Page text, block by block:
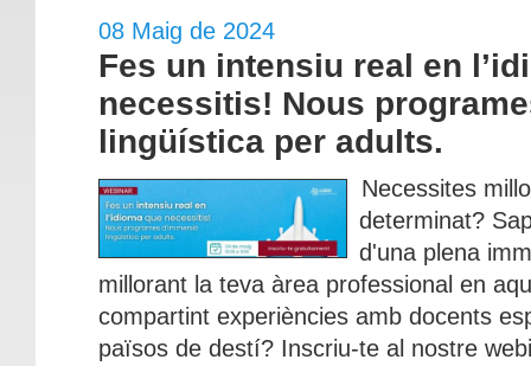
08 Maig de 2024
Fes un intensiu real en
necessitis! Nous
lingüística per adults.
Necessites
determinat?
d'una plena
millorant la teva àrea professional en
compartint experiències amb docents
països de destí? Inscriu-te al nostre